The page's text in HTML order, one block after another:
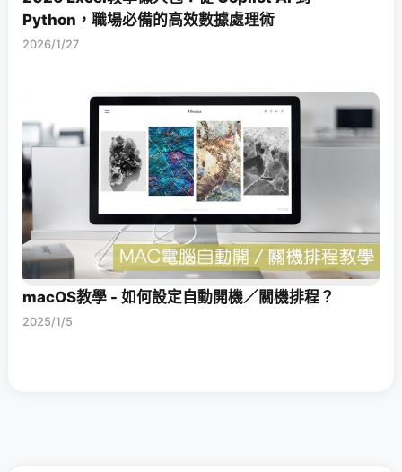
Python，職場必備的高效數據處理術
2026/1/27
macOS教學 - 如何設定自動開機／關機排程？
2025/1/5